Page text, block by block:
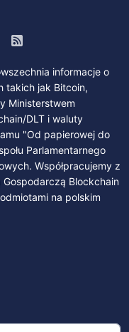
informacje o
takich jak Bitcoin,
Ministerstwem
DLT i waluty
"Od papierowej do
Parlamentarnego
Współpracujemy z
Blockchain
na polskim